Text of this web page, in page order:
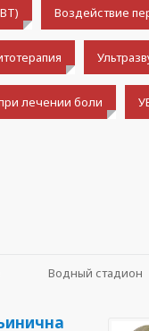
Воздействие
лечении боли
Водный стадион